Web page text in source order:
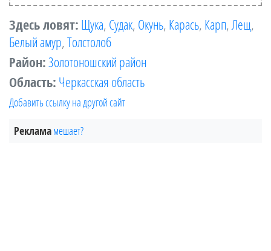
Здесь ловят:Щука,Судак,Окунь,Карась,Карп,Лещ,
Белый амур,Толстолоб
Район:Золотоношский район
Область:Черкасская область
Добавить ссылку на другой сайт
Рекламамешает?